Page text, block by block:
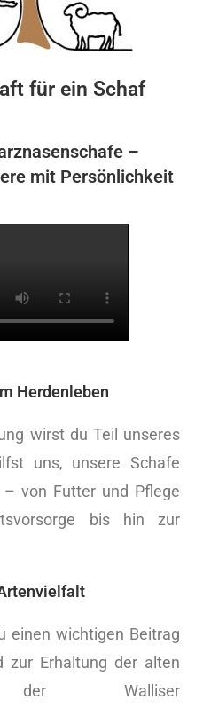
für ein Schaf
–
mit Persönlichkeit
Herdenleben
wirst du Teil unseres
uns, unsere Schafe
von Futter und Pflege
bis hin zur
einen wichtigen Beitrag
zur Erhaltung der alten
der Walliser